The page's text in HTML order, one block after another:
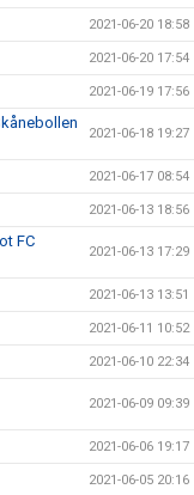
2021-06-20 18:58
2021-06-20 17:54
2021-06-19 17:56
2021-06-18 19:27
2021-06-17 08:54
2021-06-13 18:56
FC
2021-06-13 17:29
2021-06-13 13:51
2021-06-11 10:52
2021-06-10 22:34
2021-06-09 09:39
2021-06-06 19:17
2021-06-05 20:16